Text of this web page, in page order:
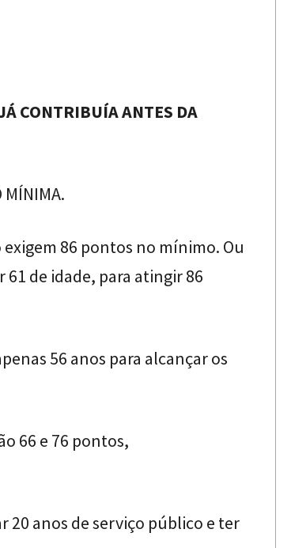
CONTRIBUÍA ANTES DA
86 pontos no mínimo. Ou
61 de idade, para atingir 86
56 anos para alcançar os
66 e 76 pontos,
20 anos de serviço público e ter